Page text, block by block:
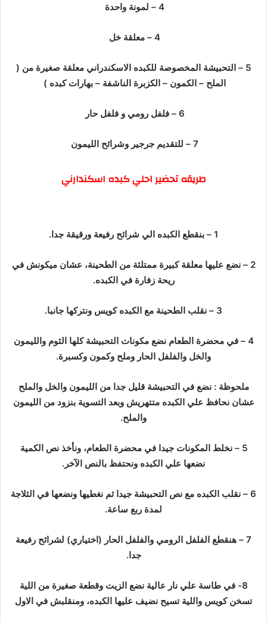
4 – لمونة واحدة
4 – معلقة خل
5 – التحبيشة المخصوصة للكبده الاسكندراني معلقة صغيرة من (
الملح – الكمون – الكزبرة الناشفة – بهارات كبده )
6 – فلفل رومي و فلفل حار
7 – للتقديم جرجير وشرائح الليمون
طريقه تحضير احلي كبده اسكندارني
1 – بنقطع الكبده الي شرائح رفيعة ورقيقة جدا.
2 – نضع عليها معلقة كبيرة ممتلئة من الطحينة، عشان ميكونش في
ريحة زفارة في الكبده.
3 – نقلب الطحينة مع الكبده كويس ونتركها جانبا.
4 – في محضرة الطعام نضع مكونات التحبيشة كلها الثوم والليمون
والخل والفلفل الحار وملح وكمون وكسبرة.
ملحوظة : نضع في التحبيشة قليل جدا من الليمون والخل والملح
عشان نحافظ علي الكبده متتهريش وبعد التسوية بنزود من الليمون
والملح.
5 – نخلط المكونات جيدا في محضرة الطعام، ونأخذ نص الكمية
نضعها علي الكبده ونحتفظ بالنص الآخر.
6 – نقلب الكبده مع نص التحبيشة جيدا ثم نغطيها ونضعها في الثلاجة
لمدة ربع ساعة.
7 – هنقطع الفلفل الرومي والفلفل الحار (اختياري) لشرائح رفيعة
جدا.
8- في طاسة علي نار عالية نضع الزيت وقطعة صغيرة من اللية
تسخن كويس واللية تسيح نضيف عليها الكبده، ومنقلبش في الاول